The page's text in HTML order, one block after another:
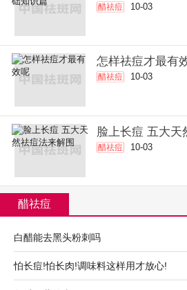
醋祛痘 10-03
怎样祛痘才最有
醋祛痘 10-03
脸上长痘 五大天
醋祛痘 10-03
醋祛痘
白醋能去黑头粉刺吗
怕长痘!怕长肉!调味料这样用才放心!